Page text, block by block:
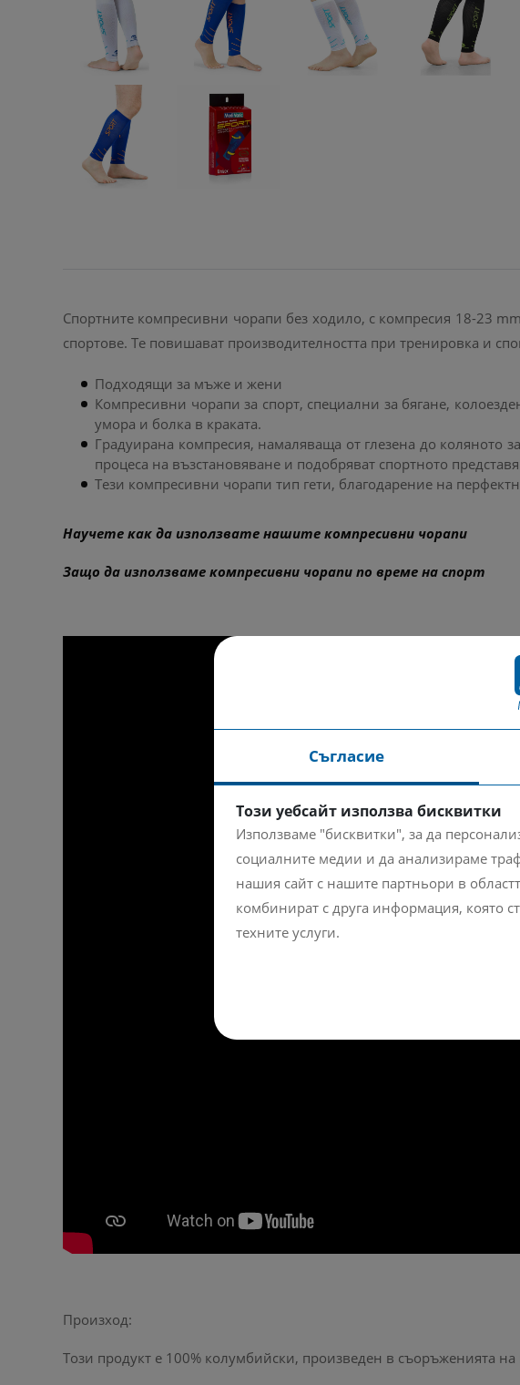
Спортните компресивни чорапи без ходило, с компресия 18-23
спортове. Те повишават производителността при тренировка и
Подходящи за мъже и жени
Компресивни чорапи за спорт, специални за бягане,
умора и болка в краката.
Градуирана компресия, намаляваща от глезена до коляното
процеса на възстановяване и подобряват спортното
Тези компресивни чорапи тип гети, благодарение на
Научете как да използвате нашите компресивни чорапи
Защо да използваме компресивни чорапи по време на спорт
Произход:
Този продукт е 100% колумбийски, произведен в съоръженията на
Съгласие
Този уебсайт използва бисквитки
Използваме "бисквитки", за да
социалните медии и да анализираме
нашия сайт с нашите партньори в
комбинират с друга информация, която
техните услуги.